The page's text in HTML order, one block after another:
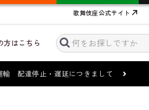
歌舞伎座公式サイト
方はこちら
輸 配達停止・遅延につきまして